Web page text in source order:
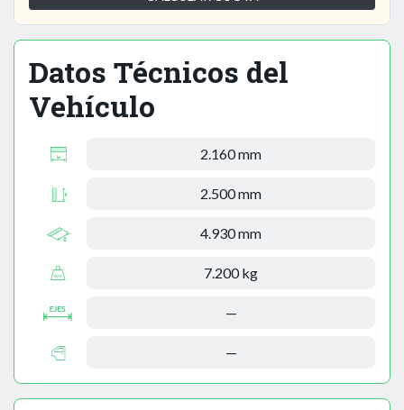
Datos Técnicos del
Vehículo
2.160 mm
2.500 mm
4.930 mm
7.200 kg
—
—